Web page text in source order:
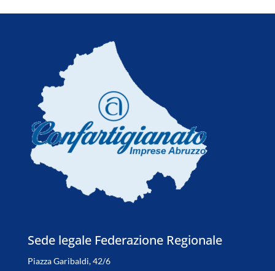
Sede legale Federazione Regionale
Piazza Garibaldi, 42/6